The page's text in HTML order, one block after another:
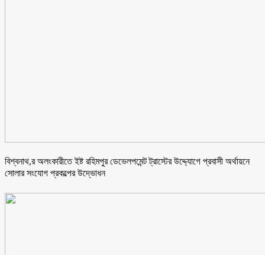
বিশ্বনাথ,র অলংকারীতে ইষ্ট রহিমপুর ডেভেলপমেন্ট ট্রাস্টের উদ্দ্যোগে প্রবাসী অর্থায়নে
সোলার সংযোগ প্রকল্পের উদ্ভোধন